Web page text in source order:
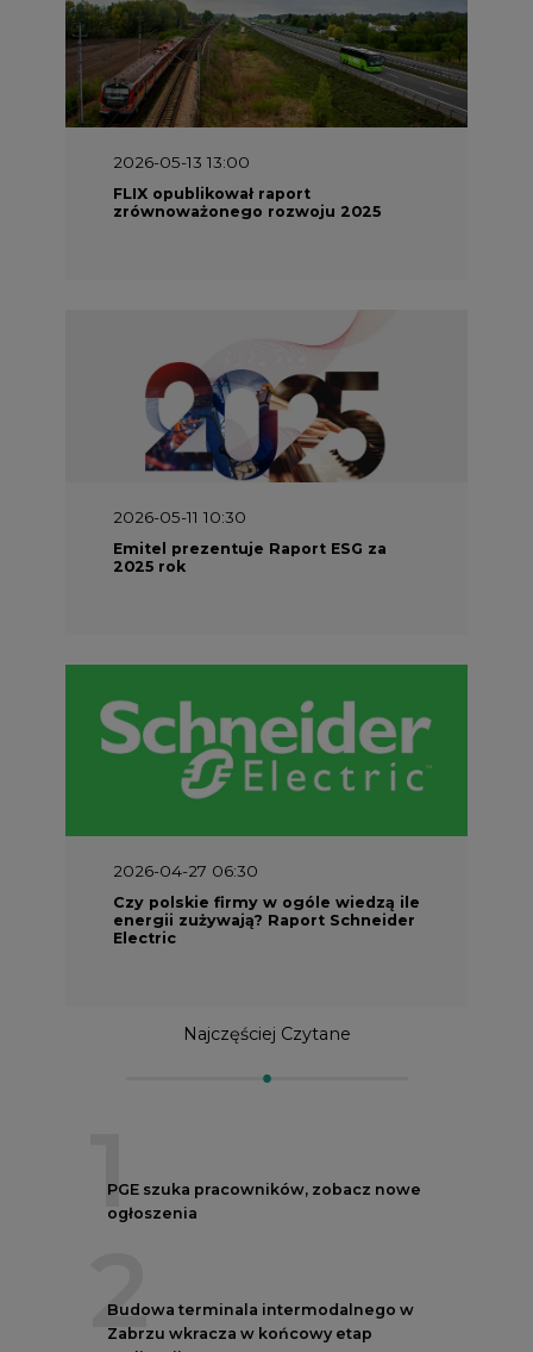
2026-05-13 13:00
FLIX opublikował raport
zrównoważonego rozwoju 2025
2026-05-11 10:30
Emitel prezentuje Raport ESG za
2025 rok
2026-04-27 06:30
Czy polskie firmy w ogóle wiedzą ile
energii zużywają? Raport Schneider
Electric
Najczęściej Czytane
1
PGE szuka pracowników, zobacz nowe
ogłoszenia
2
Budowa terminala intermodalnego w
Zabrzu wkracza w końcowy etap